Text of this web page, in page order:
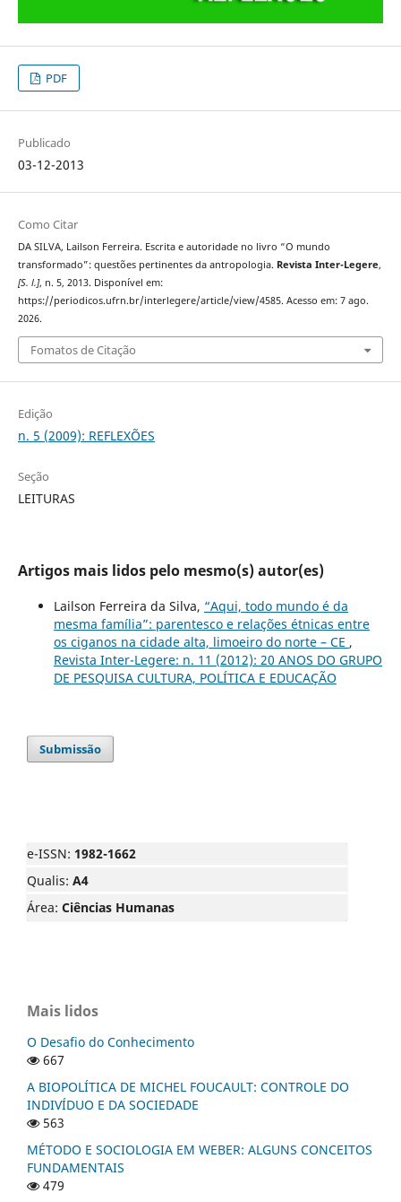
PDF
Publicado
03-12-2013
Como Citar
DA SILVA, Lailson Ferreira. Escrita e autoridade no livro “O mundo
transformado”: questões pertinentes da antropologia. Revista Inter-Legere,
[S. l.], n. 5, 2013. Disponível em:
https://periodicos.ufrn.br/interlegere/article/view/4585. Acesso em: 7 ago.
2026.
Fomatos de Citação
Edição
n. 5 (2009): REFLEXÕES
Seção
LEITURAS
Artigos mais lidos pelo mesmo(s) autor(es)
Lailson Ferreira da Silva, “Aqui, todo mundo é da
mesma família”: parentesco e relações étnicas entre
os ciganos na cidade alta, limoeiro do norte – CE ,
Revista Inter-Legere: n. 11 (2012): 20 ANOS DO GRUPO
DE PESQUISA CULTURA, POLÍTICA E EDUCAÇÃO
Submissão
e-ISSN: 1982-1662
Qualis: A4
Área: Ciências Humanas
Mais lidos
O Desafio do Conhecimento
667
A BIOPOLÍTICA DE MICHEL FOUCAULT: CONTROLE DO
INDIVÍDUO E DA SOCIEDADE
563
MÉTODO E SOCIOLOGIA EM WEBER: ALGUNS CONCEITOS
FUNDAMENTAIS
479